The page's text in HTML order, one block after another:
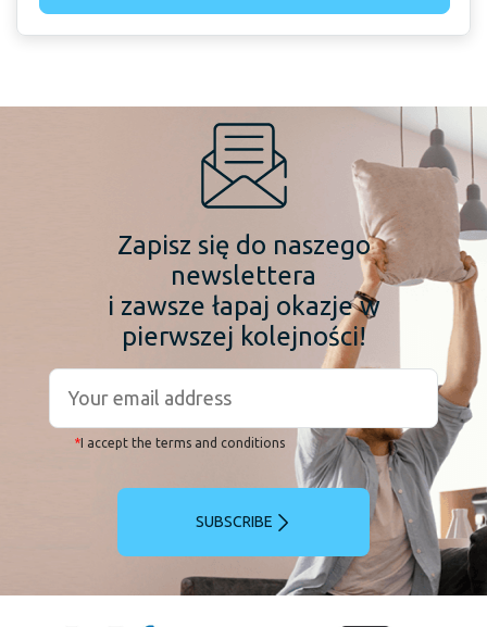
Zapisz się do naszego
newslettera
i zawsze łapaj okazje w
pierwszej kolejności!
*I accept the terms and conditions
SUBSCRIBE